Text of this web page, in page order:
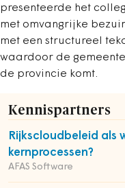
presenteerde het
met omvangrijke
met een structureel
waardoor de
de provincie komt.
Kennispartners
Rijkscloudbeleid als
kernprocessen?
AFAS Software